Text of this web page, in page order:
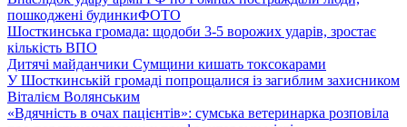
пошкоджені будинкиФОТО
Шосткинська громада: щодоби 3-5 ворожих ударів, зростає
кількість ВПО
Дитячі майданчики Сумщини кишать токсокарами
У Шосткинській громаді попрощалися із загиблим захисником
Віталієм Волянським
«Вдячність в очах пацієнтів»: сумська ветеринарка розповіла